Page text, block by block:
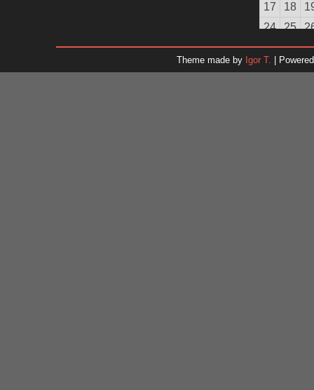
17
18
24
25
31
Theme made by Igor T. |